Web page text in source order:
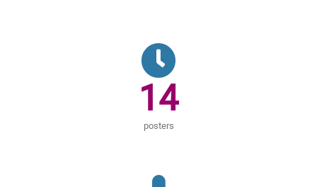
14
posters